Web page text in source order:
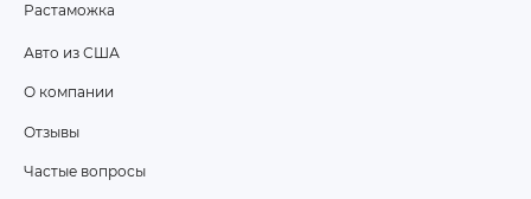
Растаможка
Авто из США
О компании
Отзывы
Частые вопросы